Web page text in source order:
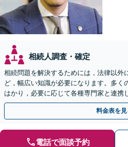
相続人調査・確定
相続問題を解決するためには，法律以外
ど，幅広い知識が必要になります。多く
はかり，必要に応じて各種専門家と連携
料金表を見
電話で面談予約